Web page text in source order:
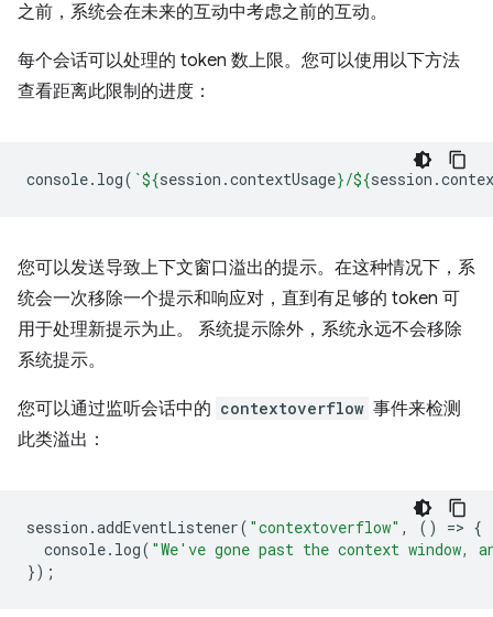
之前，系统会在未来的互动中考虑之前的互动。
每个会话可以处理的 token 数上限。您可以使用以下方法
查看距离此限制的进度：
console. log( `${session .contextUsage}/${session .
您可以发送导致上下文窗口溢出的提示。在这种情况下，系
统会一次移除一个提示和响应对，直到有足够的 token 可
用于处理新提示为止。 系统提示除外，系统永远不会移除
系统提示。
您可以通过监听会话中的 contextoverflow 事件来检测
此类溢出：
session .addEventListener( "contextoverflow" , () => {
console. log( "We've gone past the context window,
});